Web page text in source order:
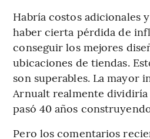
Habría costos adicionales
haber cierta pérdida de
conseguir los mejores
ubicaciones de tiendas.
son superables. La mayor
Arnualt realmente dividiría
pasó 40 años
Pero los comentarios